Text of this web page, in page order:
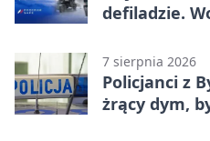
defiladzie.
7 sierpnia 2026
Policjanci z
żrący dym,